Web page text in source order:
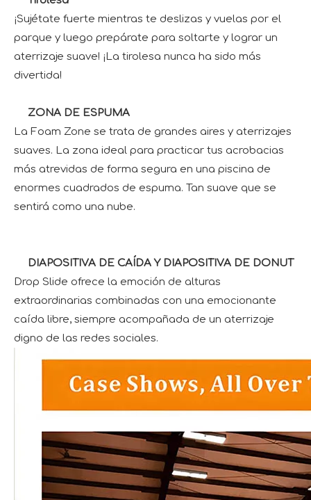
¡Sujétate fuerte mientras te deslizas y vuelas por el
parque y luego prepárate para soltarte y lograr un
aterrizaje suave! ¡La tirolesa nunca ha sido más
divertida!
ZONA DE ESPUMA
La Foam Zone se trata de grandes aires y aterrizajes
suaves. La zona ideal para practicar tus acrobacias
más atrevidas de forma segura en una piscina de
enormes cuadrados de espuma. Tan suave que se
sentirá como una nube.
DIAPOSITIVA DE CAÍDA Y DIAPOSITIVA DE DONUT
Drop Slide ofrece la emoción de alturas
extraordinarias combinadas con una emocionante
caída libre, siempre acompañada de un aterrizaje
digno de las redes sociales.